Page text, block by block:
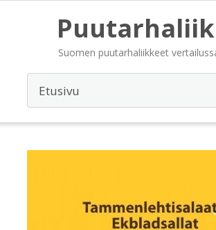
Suomen puutarhaliikkeet